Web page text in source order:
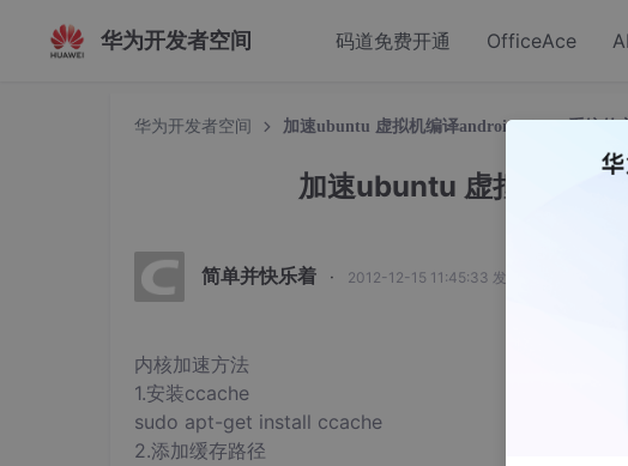
华为开发者空间 码道免费开通 OfficeAce
华为开发者空间 加速ubuntu 虚拟机编译android /linux 系统的
加速ubuntu 虚拟机编译
简单并快乐着 · 2012-12-15 11:45:33 发布
内核加速方法
1.安装ccache
sudo apt-get install ccache
2.添加缓存路径